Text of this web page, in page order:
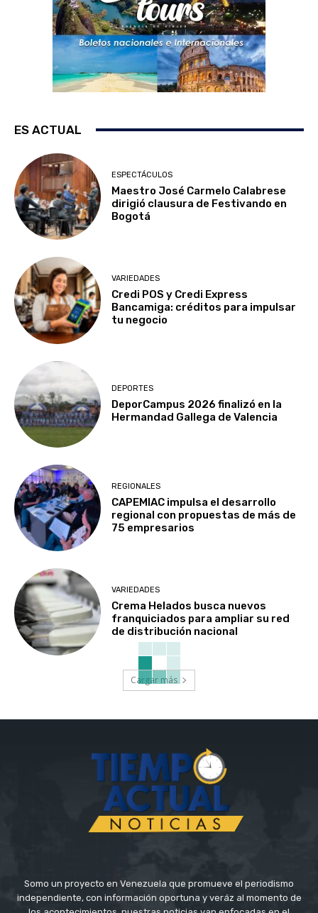
ES ACTUAL
ESPECTÁCULOS
Maestro José Carmelo Calabrese
dirigió clausura de Festivando en
Bogotá
VARIEDADES
Credi POS y Credi Express
Bancamiga: créditos para impulsar
tu negocio
DEPORTES
DeporCampus 2026 finalizó en la
Hermandad Gallega de Valencia
REGIONALES
CAPEMIAC impulsa el desarrollo
regional con propuestas de más de
75 empresarios
VARIEDADES
Crema Helados busca nuevos
franquiciados para ampliar su red
de distribución nacional
Cargar más
Somo un proyecto en Venezuela que promueve el periodismo
independiente, con información oportuna y veráz al momento de